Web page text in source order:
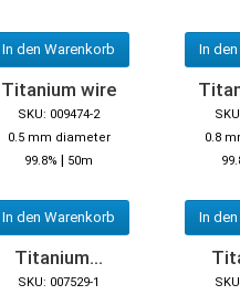
In den Warenkorb In
Titanium wire
SKU: 009474-2
0.5 mm diameter
99.8% | 50m
In den Warenkorb
0.8
In
Titanium...
SKU: 007529-1